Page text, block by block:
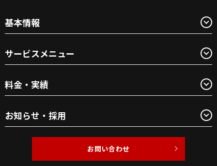
基本情報
サービスメニュー
料金・実績
お知らせ・採用
お問い合わせ